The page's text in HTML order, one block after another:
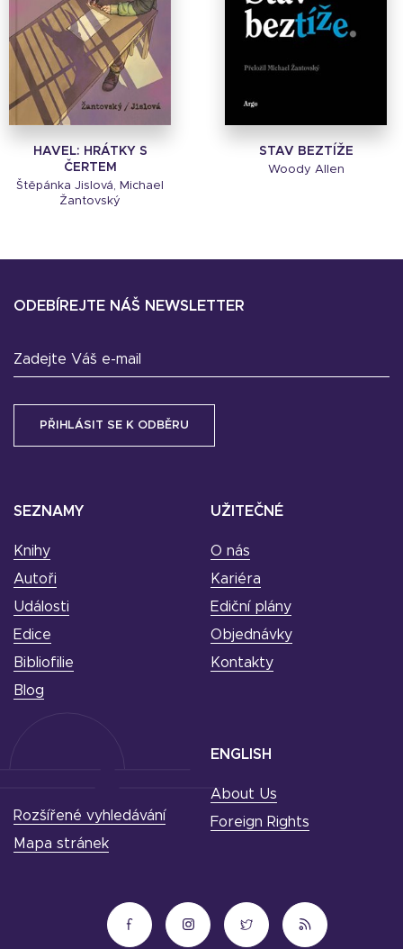
HAVEL: HRÁTKY S
ČERTEM
Štěpánka Jislová, Michael
Žantovský
STAV BEZTÍŽE
Woody Allen
SEZNAMY
Knihy
Autoři
Události
Edice
Bibliofilie
Blog
UŽITEČNÉ
O nás
Kariéra
Ediční plány
Objednávky
Kontakty
ODEBÍREJTE NÁŠ NEWSLETTER
Zadejte Váš e-mail
ENGLISH
About Us
Foreign Rights
Rozšířené vyhledávání
Mapa stránek